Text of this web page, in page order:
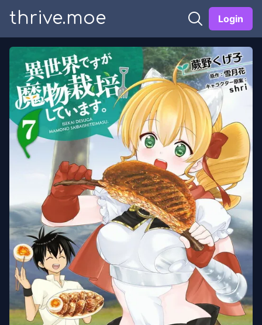
thrive.moe Login